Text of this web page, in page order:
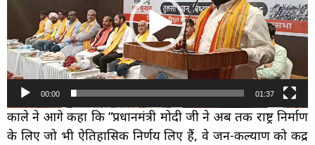
00:00 01:37
काले ने आगे कहा कि “प्रधानमंत्री मोदी जी ने अब तक राष्ट्र निर्माण
के लिए जो भी ऐतिहासिक निर्णय लिए हैं, वे जन-कल्याण को केंद्र